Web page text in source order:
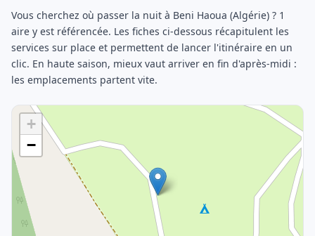
Vous cherchez où passer la nuit à Beni Haoua (Algérie) ? 1
aire y est référencée. Les fiches ci-dessous récapitulent les
services sur place et permettent de lancer l'itinéraire en un
clic. En haute saison, mieux vaut arriver en fin d'après-midi :
les emplacements partent vite.
+
−